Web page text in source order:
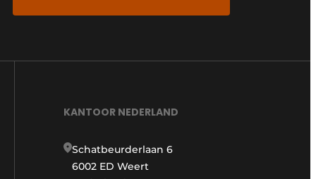
KANTOOR NEDERLAND
Schatbeurderlaan 6
6002 ED Weert